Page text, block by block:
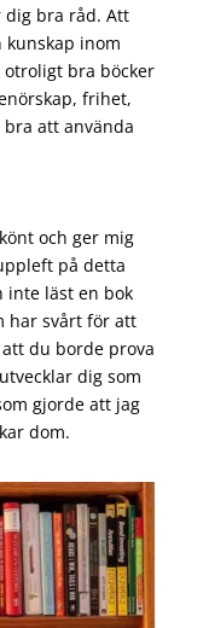
dig bra råd. Att
kunskap inom
bra böcker
frihet,
bra att använda
och ger mig
på detta
inte läst en bok
har svårt för att
du borde prova
dig som
gjorde att jag
dom.